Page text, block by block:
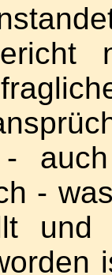
-
-